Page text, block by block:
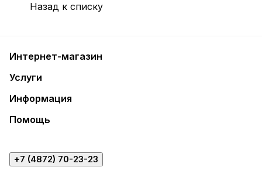
Назад к списку
Интернет-магазин
Услуги
Информация
Помощь
+7 (4872) 70-23-23